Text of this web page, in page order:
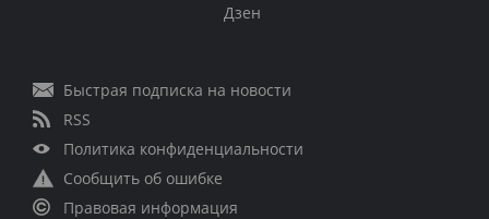
Дзен
Быстрая подписка на новости
RSS
Политика конфиденциальности
Сообщить об ошибке
Правовая информация